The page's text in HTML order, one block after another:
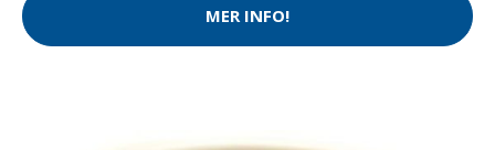
MER INFO!